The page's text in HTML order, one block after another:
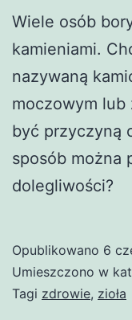
Wiele osób
kamieniami.
nazywaną
moczowym lub
być przyczyną
sposób można
dolegliwości?
Opublikowano 6
Umieszczono w
Tagi zdrowie, zioła